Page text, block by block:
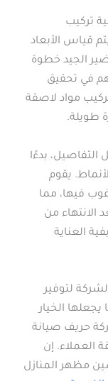
تركيب
قياس الأبعاد
الجيد خطوة
في تحقيق
مواد لاصقة
طويلة.
بدءًا
يقوم
فيها، مما
من
العناية
لتوفير
الخيار
حريف صيانة
العملاء. إن
مظهر المنازل